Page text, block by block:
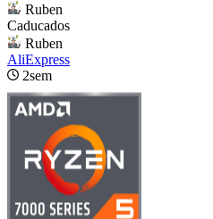
Ruben
Caducados
Ruben
AliExpress
2sem